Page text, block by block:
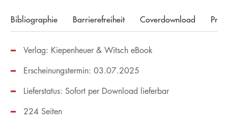
Bibliographie Barrierefreiheit Coverdownload
Verlag: Kiepenheuer & Witsch eBook
Erscheinungstermin: 03.07.2025
Lieferstatus: Sofort per Download lieferbar
224 Seiten